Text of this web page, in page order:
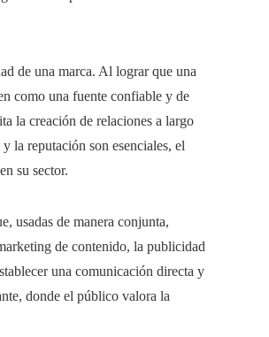
de una marca. Al lograr que una
como una fuente confiable y de
la creación de relaciones a largo
la reputación son esenciales, el
su sector.
usadas de manera conjunta,
de contenido, la publicidad
una comunicación directa y
donde el público valora la